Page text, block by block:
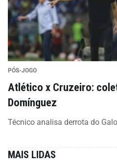
PÓS-JOGO
Atlético x Cruzeiro:
Domínguez
Técnico analisa derrota do
MAIS LIDAS